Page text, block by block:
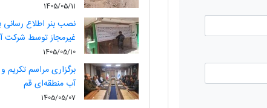
1405/05/11
نصب بنر اطلاع رسانی
غیرمجاز توسط شرکت
1405/05/10
برگزاری مراسم تکریم
آب منطقه‌ای قم
1405/05/07